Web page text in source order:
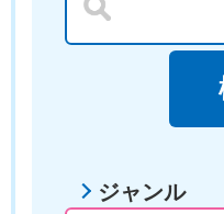
ジャンル